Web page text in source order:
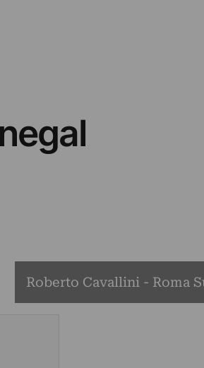
Roberto Cavallini - Roma